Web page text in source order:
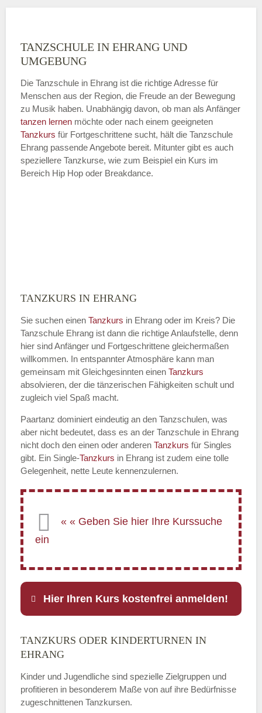
TANZSCHULE IN EHRANG UND
UMGEBUNG
Die Tanzschule in Ehrang ist die richtige Adresse für
Menschen aus der Region, die Freude an der Bewegung
zu Musik haben. Unabhängig davon, ob man als Anfänger
tanzen lernen möchte oder nach einem geeigneten
Tanzkurs für Fortgeschrittene sucht, hält die Tanzschule
Ehrang passende Angebote bereit. Mitunter gibt es auch
speziellere Tanzkurse, wie zum Beispiel ein Kurs im
Bereich Hip Hop oder Breakdance.
TANZKURS IN EHRANG
Sie suchen einen Tanzkurs in Ehrang oder im Kreis? Die
Tanzschule Ehrang ist dann die richtige Anlaufstelle, denn
hier sind Anfänger und Fortgeschrittene gleichermaßen
willkommen. In entspannter Atmosphäre kann man
gemeinsam mit Gleichgesinnten einen Tanzkurs
absolvieren, der die tänzerischen Fähigkeiten schult und
zugleich viel Spaß macht.
Paartanz dominiert eindeutig an den Tanzschulen, was
aber nicht bedeutet, dass es an der Tanzschule in Ehrang
nicht doch den einen oder anderen Tanzkurs für Singles
gibt. Ein Single-Tanzkurs in Ehrang ist zudem eine tolle
Gelegenheit, nette Leute kennenzulernen.
Hier Ihren Kurs kostenfrei anmelden!
E-Mail*
TANZKURS ODER KINDERTURNEN IN
EHRANG
Kinder und Jugendliche sind spezielle Zielgruppen und
profitieren in besonderem Maße von auf ihre Bedürfnisse
zugeschnittenen Tanzkursen.